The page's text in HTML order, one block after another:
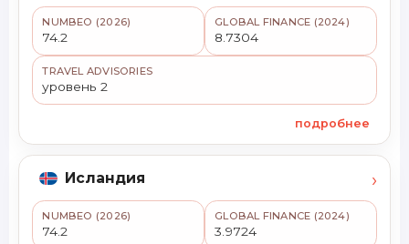
NUMBEO (2026)
74.2
GLOBAL FINANCE (2024)
8.7304
TRAVEL ADVISORIES
уровень 2
подробнее
Исландия ›
NUMBEO (2026)
74.2
GLOBAL FINANCE (2024)
3.9724